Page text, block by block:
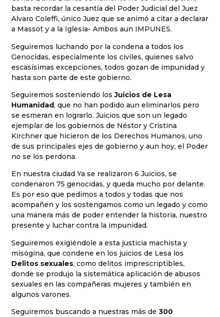
basta recordar la cesantía del Poder Judicial del Juez
Alvaro Coleffi, único Juez que se animó a citar a declarar
a Massot y a la Iglesia- Ambos aun IMPUNES.
Seguiremos luchando por la condena a todos los
Genocidas, especialmente los civiles, quienes salvo
escasísimas excepciones, todos gozan de impunidad y
hasta son parte de este gobierno.
Seguiremos sosteniendo losJuicios de Lesa
Humanidad, que no han podido aun eliminarlos pero
se esmeran en lograrlo. Juicios que son un legado
ejemplar de los gobiernos de Néstor y Cristina
Kirchner que hicieron de los Derechos Humanos, uno
de sus principales ejes de gobierno y aun hoy, el Poder
no se los perdona.
En nuestra ciudad Ya se realizaron 6 Juicios, se
condenaron 75 genocidas, y queda mucho por delante.
Es por eso que pedimos a todos y todas que nos
acompañen y los sostengamos como un legado y como
una manera más de poder entender la historia, nuestro
presente y luchar contra la impunidad.
Seguiremos exigiéndole a esta justicia machista y
misógina, que condene en los juicios de Lesa los
Delitos sexuales, como delitos imprescriptibles,
donde se produjo la sistemática aplicación de abusos
sexuales en las compañeras mujeres y también en
algunos varones.
Seguiremos buscando a nuestras más de 300